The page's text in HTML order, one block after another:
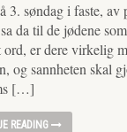
3. søndag i faste,
da til de jødene
er dere virkelig
og sannheten skal
[…]
READING